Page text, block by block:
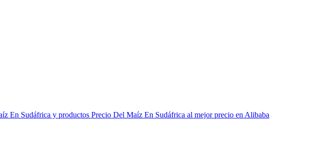
En Sudáfrica y productos Precio Del Maíz En Sudáfrica al mejor precio en Alibaba